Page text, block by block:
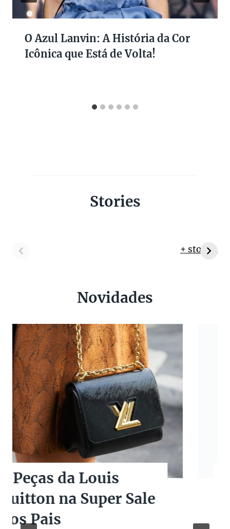
O Azul Lanvin: A História da Cor
Icônica que Está de Volta!
Stories
+ stories
Novidades
Quanto Vale Minha
Bolsa de Luxo
Seminova? Guia de